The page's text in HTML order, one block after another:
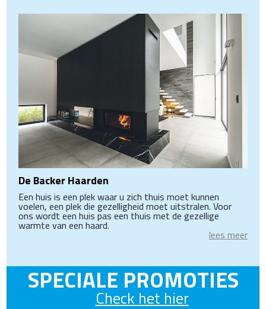
De Backer Haarden
Een huis is een plek waar u zich thuis moet kunnen
voelen, een plek die gezelligheid moet uitstralen. Voor
ons wordt een huis pas een thuis met de gezellige
warmte van een haard.
lees meer
SPECIALE PROMOTIES
Check het hier